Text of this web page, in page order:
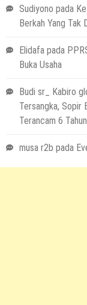
Sudiyono pada
Berkah Yang Tak
Elidafa pada
Buka Usaha
Budi sr_ Kabiro
Tersangka, Sopir
Terancam 6
musa r2b pada